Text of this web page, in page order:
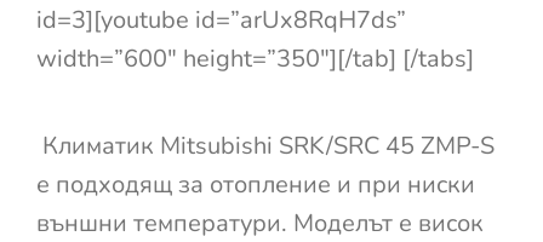
id=3][youtube id=”arUx8RqH7ds”
width=”600″ height=”350″][/tab] [/tabs]
Климатик Mitsubishi SRK/SRC 45 ZMP-S
е подходящ за отопление и при ниски
външни температури. Моделът е висок